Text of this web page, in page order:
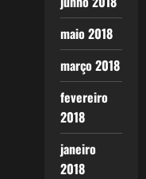
maio 2018
março 2018
fevereiro
2018
janeiro
2018